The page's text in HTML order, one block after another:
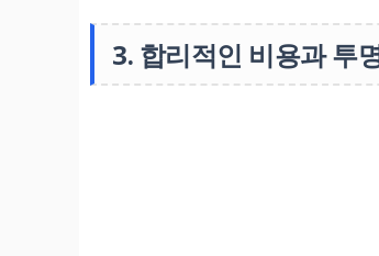
3. 합리적인 비용과 투